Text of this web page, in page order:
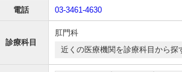
電話 03-3461-4630
診療科目
肛門科
近くの医療機関を診療科目から探